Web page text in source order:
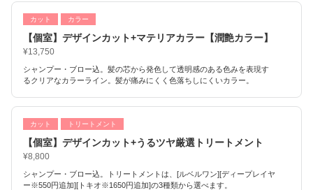
カット カラー
【個室】デザインカット+マテリアカラー【潤艶カラー】
¥13,750
シャンプー・ブロー込。髪の芯から発色して透明感のある色みを表現す
るクリアなカラーライン。髪が痛みにくく色落ちしにくいカラー。
カット トリートメント
【個室】デザインカット+うるツヤ厳選トリートメント
¥8,800
シャンプー・ブロー込。トリートメントは、[ルベルワン][ディープレイヤ
ー※550円追加][トキオ※1650円追加]の3種類から選べます。